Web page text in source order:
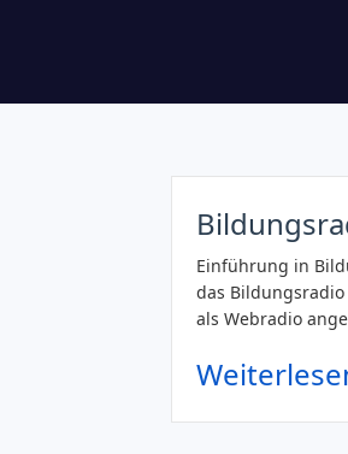
Einführung in
das
als Webradio